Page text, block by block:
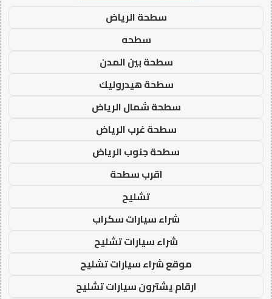
سطحة الرياض
سطحه
سطحة بين المدن
سطحة هيدروليك
سطحة شمال الرياض
سطحة غرب الرياض
سطحة جنوب الرياض
اقرب سطحة
تشليح
شراء سيارات سكراب
شراء سيارات تشليح
موقع شراء سيارات تشليح
ارقام يشترون سيارات تشليح